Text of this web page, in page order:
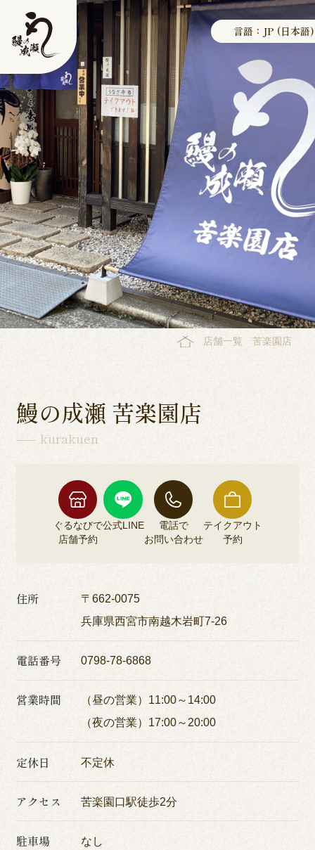
言語：JP (日本語)
店舗一覧 苦楽園店
鰻の成瀬 苦楽園店
kurakuen
ぐるなびで
店舗予約
公式LINE
電話で
お問い合わせ
テイクアウト
予約
住所
〒662-0075
兵庫県西宮市南越木岩町7-26
電話番号 0798-78-6868
営業時間
（昼の営業）11:00～14:00
（夜の営業）17:00～20:00
定休日 不定休
アクセス 苦楽園口駅徒歩2分
駐車場 なし